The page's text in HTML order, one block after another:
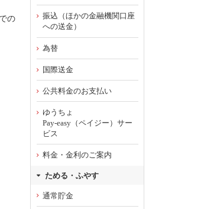
の
振込（ほかの金融機関口座
への送金）
為替
国際送金
公共料金のお支払い
ゆうちょ
Pay-easy（ペイジー）サー
ビス
料金・金利のご案内
ためる・ふやす
通常貯金